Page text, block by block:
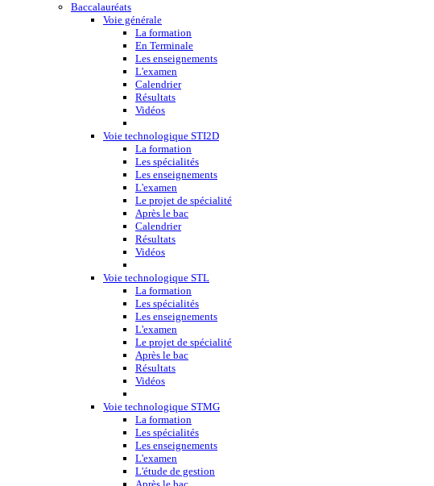
Baccalauréats
Voie générale
La formation
En Terminale
Les enseignements
L'examen
Calendrier
Résultats
Vidéos
Voie technologique STI2D
La formation
Les spécialités
Les enseignements
L'examen
Le projet de spécialité
Après le bac
Calendrier
Résultats
Vidéos
Voie technologique STL
La formation
Les spécialités
Les enseignements
L'examen
Le projet de spécialité
Après le bac
Résultats
Vidéos
Voie technologique STMG
La formation
Les spécialités
Les enseignements
L'examen
L'étude de gestion